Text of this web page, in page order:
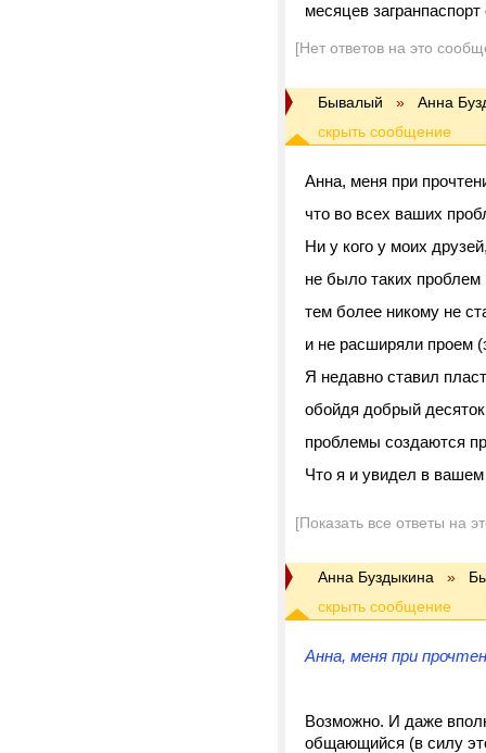
месяцев
[Нет ответов на это
Бывалый » Анна
Анна, меня при
что во всех ваших
Ни у кого у моих
не было таких проблем
тем более никому не
и не расширяли проем
Я недавно ставил
обойдя добрый
проблемы создаются
Что я и увидел в
[Показать все ответы на
Анна Буздыкина »
Анна, меня при
Возможно. И даже
общающийся (в силу